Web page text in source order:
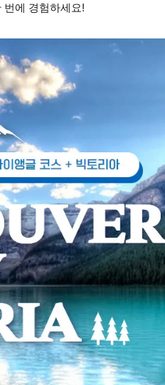
에 경험하세요!